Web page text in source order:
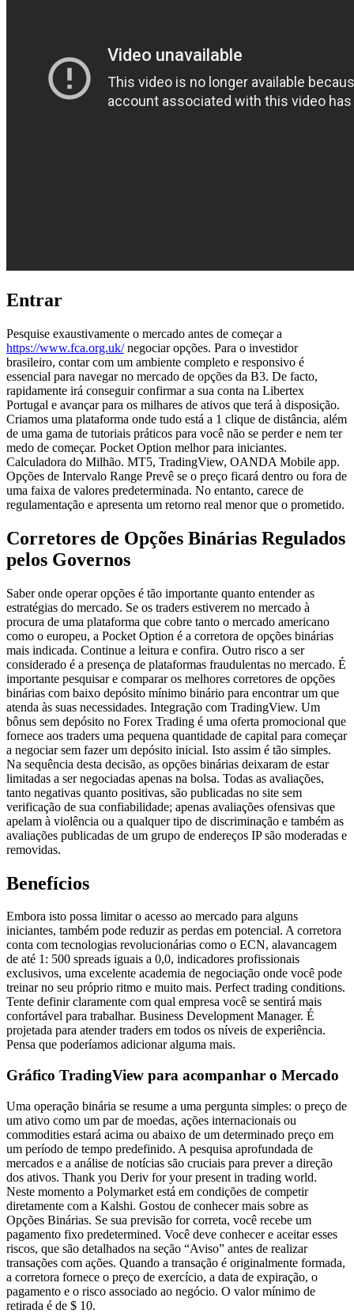
Entrar
Pesquise exaustivamente o mercado antes de começar a
https://www.fca.org.uk/negociar opções. Para o investidor
brasileiro, contar com um ambiente completo e responsivo é
essencial para navegar no mercado de opções da B3. De facto,
rapidamente irá conseguir confirmar a sua conta na Libertex
Portugal e avançar para os milhares de ativos que terá à disposição.
Criamos uma plataforma onde tudo está a 1 clique de distância, além
de uma gama de tutoriais práticos para você não se perder e nem ter
medo de começar. Pocket Option melhor para iniciantes.
Calculadora do Milhão. MT5, TradingView, OANDA Mobile app.
Opções de Intervalo Range Prevê se o preço ficará dentro ou fora de
uma faixa de valores predeterminada. No entanto, carece de
regulamentação e apresenta um retorno real menor que o prometido.
Corretores de Opções Binárias Regulados
pelos Governos
Saber onde operar opções é tão importante quanto entender as
estratégias do mercado. Se os traders estiverem no mercado à
procura de uma plataforma que cobre tanto o mercado americano
como o europeu, a Pocket Option é a corretora de opções binárias
mais indicada. Continue a leitura e confira. Outro risco a ser
considerado é a presença de plataformas fraudulentas no mercado. É
importante pesquisar e comparar os melhores corretores de opções
binárias com baixo depósito mínimo binário para encontrar um que
atenda às suas necessidades. Integração com TradingView. Um
bônus sem depósito no Forex Trading é uma oferta promocional que
fornece aos traders uma pequena quantidade de capital para começar
a negociar sem fazer um depósito inicial. Isto assim é tão simples.
Na sequência desta decisão, as opções binárias deixaram de estar
limitadas a ser negociadas apenas na bolsa. Todas as avaliações,
tanto negativas quanto positivas, são publicadas no site sem
verificação de sua confiabilidade; apenas avaliações ofensivas que
apelam à violência ou a qualquer tipo de discriminação e também as
avaliações publicadas de um grupo de endereços IP são moderadas e
removidas.
Benefícios
Embora isto possa limitar o acesso ao mercado para alguns
iniciantes, também pode reduzir as perdas em potencial. A corretora
conta com tecnologias revolucionárias como o ECN, alavancagem
de até 1: 500 spreads iguais a 0,0, indicadores profissionais
exclusivos, uma excelente academia de negociação onde você pode
treinar no seu próprio ritmo e muito mais. Perfect trading conditions.
Tente definir claramente com qual empresa você se sentirá mais
confortável para trabalhar. Business Development Manager. É
projetada para atender traders em todos os níveis de experiência.
Pensa que poderíamos adicionar alguma mais.
Gráfico TradingView para acompanhar o Mercado
Uma operação binária se resume a uma pergunta simples: o preço de
um ativo como um par de moedas, ações internacionais ou
commodities estará acima ou abaixo de um determinado preço em
um período de tempo predefinido. A pesquisa aprofundada de
mercados e a análise de notícias são cruciais para prever a direção
dos ativos. Thank you Deriv for your present in trading world.
Neste momento a Polymarket está em condições de competir
diretamente com a Kalshi. Gostou de conhecer mais sobre as
Opções Binárias. Se sua previsão for correta, você recebe um
pagamento fixo predetermined. Você deve conhecer e aceitar esses
riscos, que são detalhados na seção “Aviso” antes de realizar
transações com ações. Quando a transação é originalmente formada,
a corretora fornece o preço de exercício, a data de expiração, o
pagamento e o risco associado ao negócio. O valor mínimo de
retirada é de $ 10.